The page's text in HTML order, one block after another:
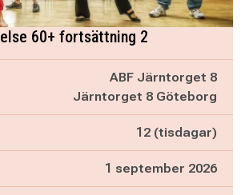
60+ fortsättning 2
ABF Järntorget 8
Järntorget 8 Göteborg
12 (tisdagar)
1 september 2026